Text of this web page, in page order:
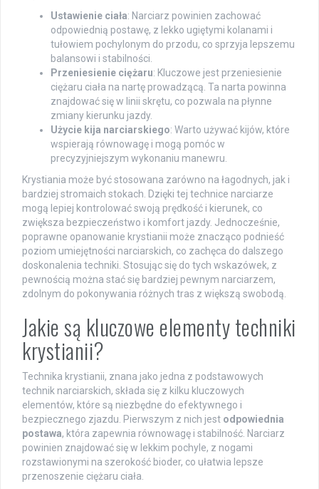
Ustawienie ciała: Narciarz powinien zachować
odpowiednią postawę, z lekko ugiętymi kolanami i
tułowiem pochylonym do przodu, co sprzyja lepszemu
balansowi i stabilności.
Przeniesienie ciężaru: Kluczowe jest przeniesienie
ciężaru ciała na nartę prowadzącą. Ta narta powinna
znajdować się w linii skrętu, co pozwala na płynne
zmiany kierunku jazdy.
Użycie kija narciarskiego: Warto używać kijów, które
wspierają równowagę i mogą pomóc w
precyzyjniejszym wykonaniu manewru.
Krystiania może być stosowana zarówno na łagodnych, jak i
bardziej stromaich stokach. Dzięki tej technice narciarze
mogą lepiej kontrolować swoją prędkość i kierunek, co
zwiększa bezpieczeństwo i komfort jazdy. Jednocześnie,
poprawne opanowanie krystianii może znacząco podnieść
poziom umiejętności narciarskich, co zachęca do dalszego
doskonalenia techniki. Stosując się do tych wskazówek, z
pewnością można stać się bardziej pewnym narciarzem,
zdolnym do pokonywania różnych tras z większą swobodą.
Jakie są kluczowe elementy techniki
krystianii?
Technika krystianii, znana jako jedna z podstawowych
technik narciarskich, składa się z kilku kluczowych
elementów, które są niezbędne do efektywnego i
bezpiecznego zjazdu. Pierwszym z nich jest odpowiednia
postawa, która zapewnia równowagę i stabilność. Narciarz
powinien znajdować się w lekkim pochyle, z nogami
rozstawionymi na szerokość bioder, co ułatwia lepsze
przenoszenie ciężaru ciała.